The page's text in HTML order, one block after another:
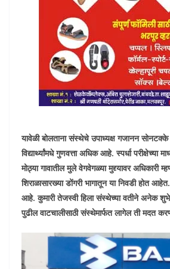
यावेळी बोलताना संस्थेचे उपाध्यक्ष गजानन सोनटक्के
विद्यार्थ्यांमधे गुणवत्ता अधिक आहे. स्पर्धा परीक्षेच्या
मोठ्या गावातील मुले वेगवेगळ्या मुद्द्यावर अधिकारी
शिराळासारख्या डोंगरी भागातून या निवडी होत आहेत.
आहे. कुमारी तेजस्वी हिला संस्थेच्या वतीने अनेक
पुढील वाटचालीसाठी संस्थेमार्फत लागेल ती मदत